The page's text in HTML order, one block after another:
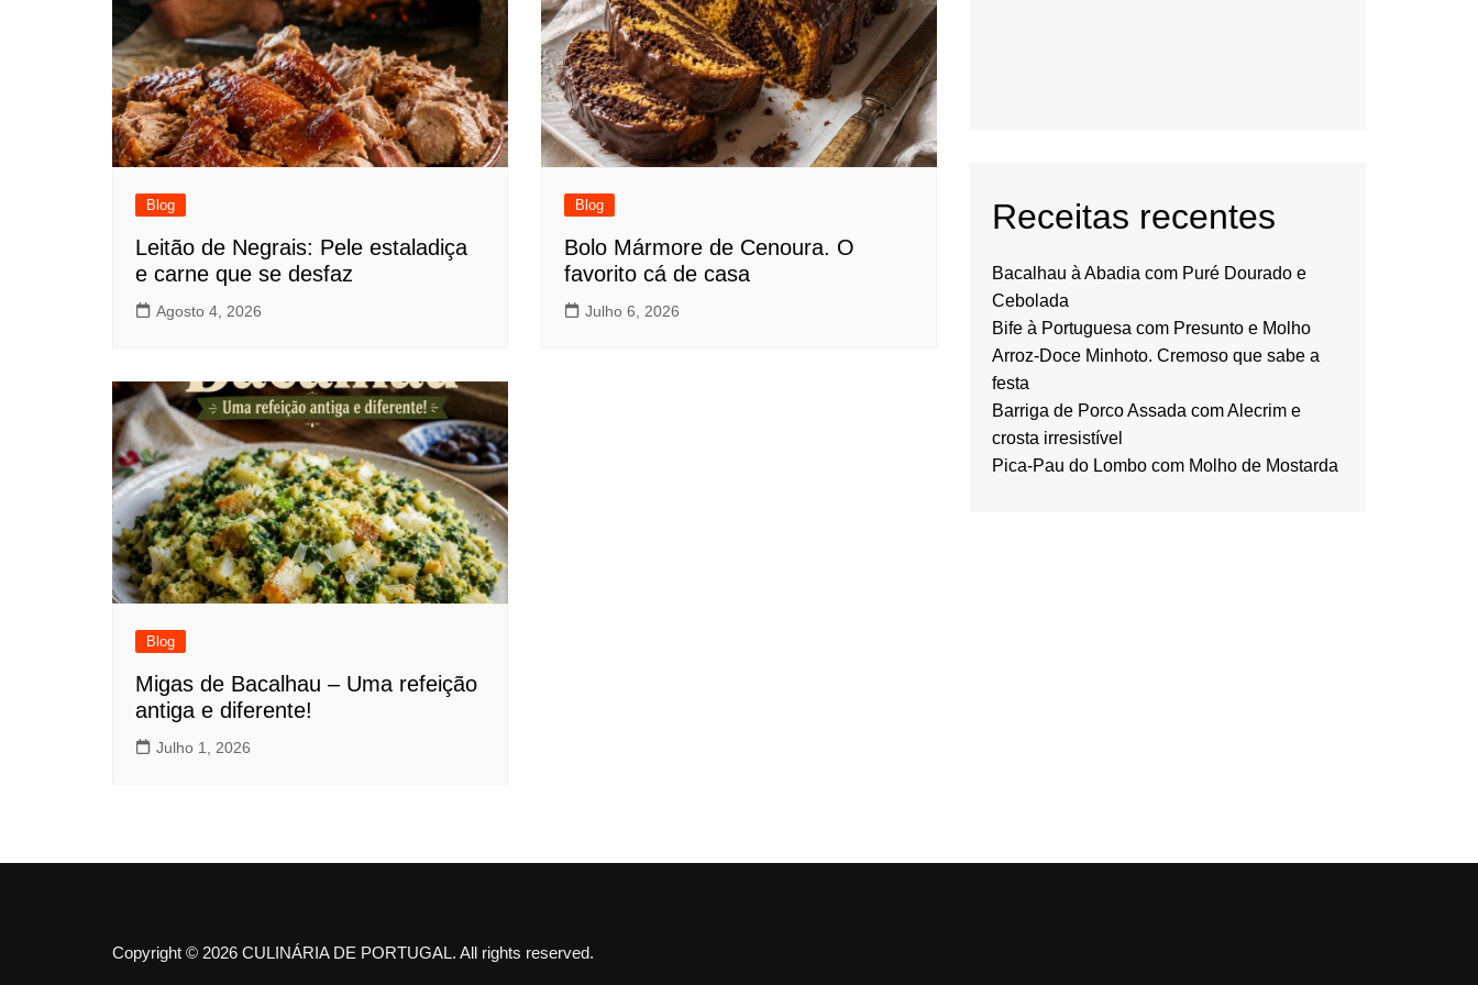
Blog
Leitão de Negrais: Pele estaladiça
e carne que se desfaz
Agosto 4, 2026
Blog
Bolo Mármore de Cenoura. O
favorito cá de casa
Julho 6, 2026
Blog
Migas de Bacalhau – Uma refeição
antiga e diferente!
Julho 1, 2026
Receitas recentes
Bacalhau à Abadia com Puré Dourado e
Cebolada
Bife à Portuguesa com Presunto e Molho
Arroz-Doce Minhoto. Cremoso que sabe a
festa
Barriga de Porco Assada com Alecrim e
crosta irresistível
Pica-Pau do Lombo com Molho de Mostarda
Copyright © 2026 CULINÁRIA DE PORTUGAL. All rights reserved.